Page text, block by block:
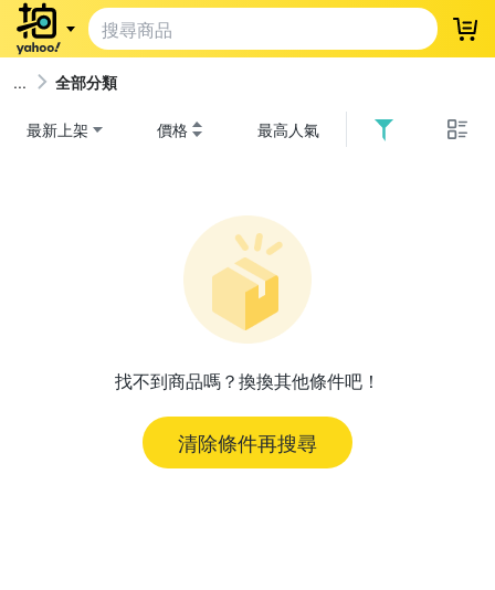
登
全部分類
最新上架 價格 最高人氣
找不到商品嗎？換換其他條件吧！
清除條件再搜尋